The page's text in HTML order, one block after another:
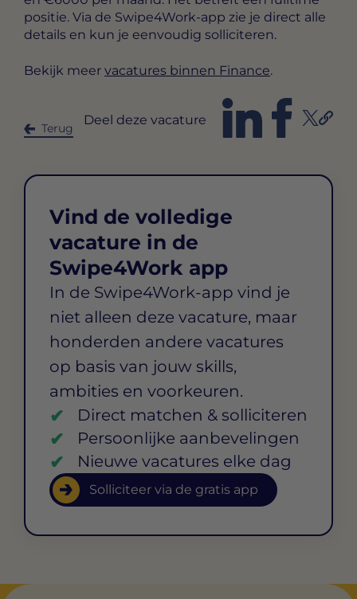
positie. Via de Swipe4Work-app zie je direct alle
details en kun je eenvoudig solliciteren.
Bekijk meer vacatures binnen Finance.
Terug
Deel deze vacature
Vind de volledige
vacature in de
Swipe4Work app
In de Swipe4Work-app vind je
niet alleen deze vacature, maar
honderden andere vacatures
op basis van jouw skills,
ambities en voorkeuren.
Direct matchen & solliciteren
Persoonlijke aanbevelingen
Nieuwe vacatures elke dag
Solliciteer via de gratis app